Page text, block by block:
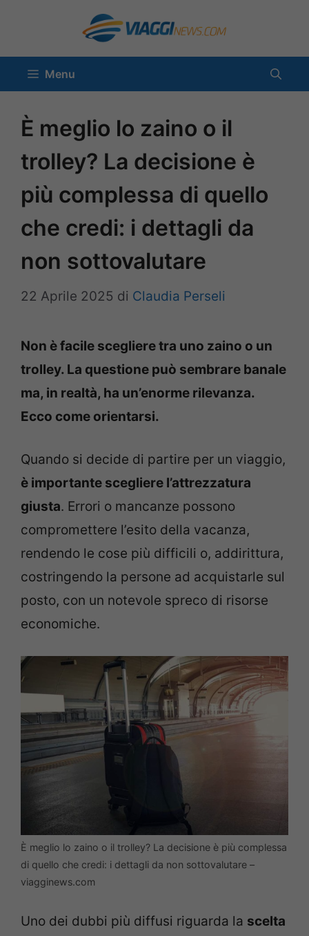
contenuto
Menu
È meglio lo zaino o il
trolley? La decisione è
più complessa di quello
che credi: i dettagli da
non sottovalutare
22 Aprile 2025 di Claudia Perseli
Non è facile scegliere tra uno zaino o un
trolley. La questione può sembrare banale
ma, in realtà, ha un’enorme rilevanza.
Ecco come orientarsi.
Quando si decide di partire per un viaggio,
è importante scegliere l’attrezzatura
giusta. Errori o mancanze possono
compromettere l’esito della vacanza,
rendendo le cose più difficili o, addirittura,
costringendo la persone ad acquistarle sul
posto, con un notevole spreco di risorse
economiche.
È meglio lo zaino o il trolley? La decisione è più complessa
di quello che credi: i dettagli da non sottovalutare –
viagginews.com
Uno dei dubbi più diffusi riguarda la scelta